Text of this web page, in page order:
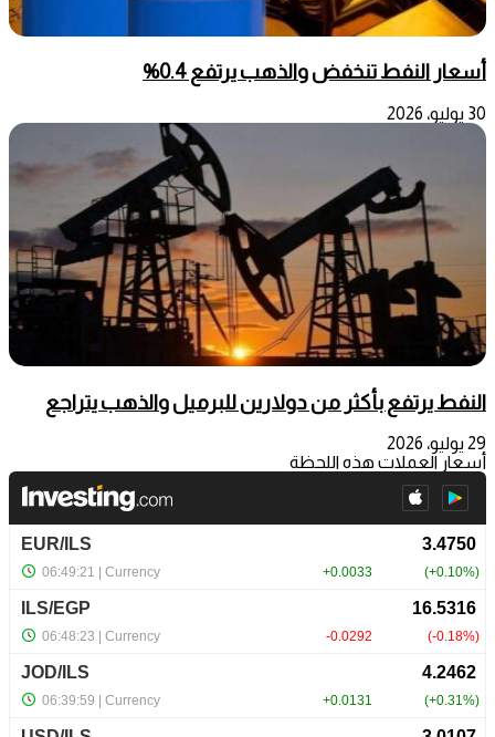
أسعار النفط تنخفض والذهب يرتفع 0.4%
30 يوليو، 2026
‌النفط يرتفع بأكثر من دولارين للبرميل والذهب يتراجع
29 يوليو، 2026
أسعار العملات هذه اللحظة